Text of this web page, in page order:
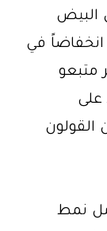
البيض
انخفاضاً في
متبعو
على
نمط